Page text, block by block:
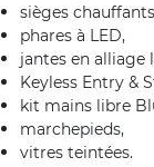
sièges
phares à LED,
jantes en alliage
Keyless Entry &
kit mains libre
marchepieds,
vitres teintées.